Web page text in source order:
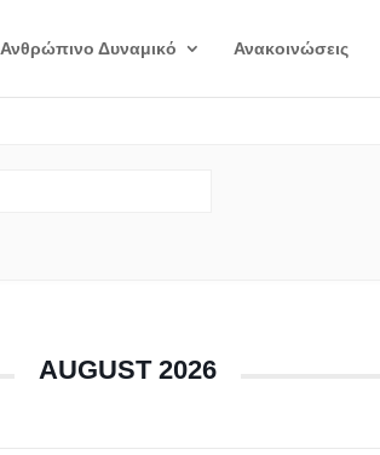
Ανθρώπινο Δυναμικό Ανακοινώσεις
AUGUST 2026